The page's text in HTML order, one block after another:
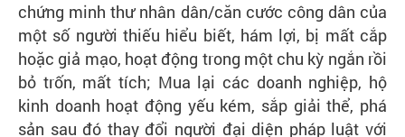
chứng minh thư nhân dân/căn cước công dân của
một số người thiếu hiểu biết, hám lợi, bị mất cắp
hoặc giả mạo, hoạt động trong một chu kỳ ngắn rồi
bỏ trốn, mất tích; Mua lại các doanh nghiệp, hộ
kinh doanh hoạt động yếu kém, sắp giải thể, phá
sản sau đó thay đổi người đại diện pháp luật với